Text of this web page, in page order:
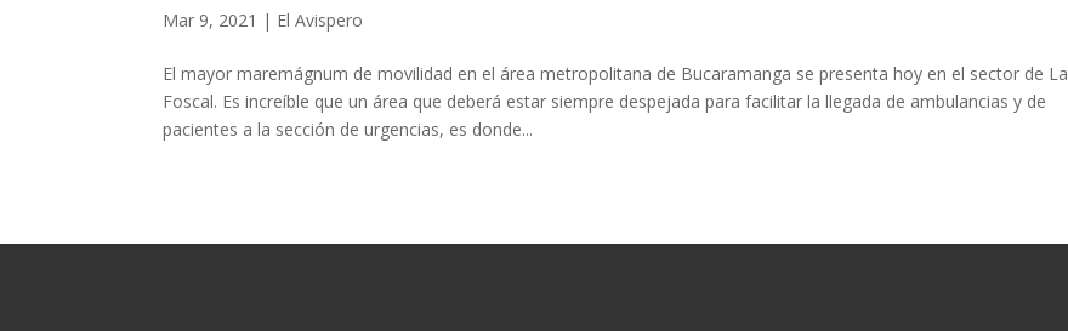
Mar 9, 2021 | El Avispero
El mayor maremágnum de movilidad en el área metropolitana de Bucaramanga se presenta hoy en el sector de La
Foscal. Es increíble que un área que deberá estar siempre despejada para facilitar la llegada de ambulancias y de
pacientes a la sección de urgencias, es donde...